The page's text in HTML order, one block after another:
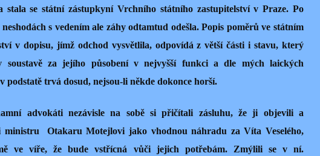
stala se státní zástupkyní Vrchního státního zastupitelství v Praze. Po
s vedením ale záhy odtamtud odešla. Popis poměrů ve státním
v dopisu, jímž odchod vysvětlila, odpovídá z větší části i stavu, který
soustavě za jejího působení v nejvyšší funkci a dle mých laických
podstatě trvá dosud, nejsou-li někde dokonce horší.
advokáti nezávisle na sobě si přičítali zásluhu, že ji objevili a
ministru Otakaru Motejlovi jako vhodnou náhradu za Víta Veselého,
ve víře, že bude vstřícná vůči jejich potřebám. Zmýlili se v ní.